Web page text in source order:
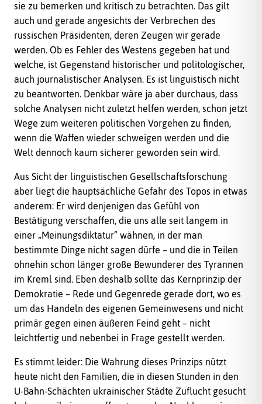
sie zu bemerken und kritisch zu betrachten. Das gilt
auch und gerade angesichts der Verbrechen des
russischen Präsidenten, deren Zeugen wir gerade
werden. Ob es Fehler des Westens gegeben hat und
welche, ist Gegenstand historischer und politologischer,
auch journalistischer Analysen. Es ist linguistisch nicht
zu beantworten. Denkbar wäre ja aber durchaus, dass
solche Analysen nicht zuletzt helfen werden, schon jetzt
Wege zum weiteren politischen Vorgehen zu finden,
wenn die Waffen wieder schweigen werden und die
Welt dennoch kaum sicherer geworden sein wird.
Aus Sicht der linguistischen Gesellschaftsforschung
aber liegt die hauptsächliche Gefahr des Topos in etwas
anderem: Er wird denjenigen das Gefühl von
Bestätigung verschaffen, die uns alle seit langem in
einer „Meinungsdiktatur“ wähnen, in der man
bestimmte Dinge nicht sagen dürfe – und die in Teilen
ohnehin schon länger große Bewunderer des Tyrannen
im Kreml sind. Eben deshalb sollte das Kernprinzip der
Demokratie – Rede und Gegenrede gerade dort, wo es
um das Handeln des eigenen Gemeinwesens und nicht
primär gegen einen äußeren Feind geht – nicht
leichtfertig und nebenbei in Frage gestellt werden.
Es stimmt leider: Die Wahrung dieses Prinzips nützt
heute nicht den Familien, die in diesen Stunden in den
U-Bahn-Schächten ukrainischer Städte Zuflucht gesucht